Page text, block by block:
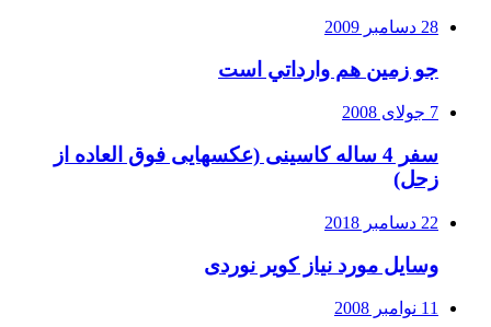
28 دسامبر 2009
جو زمين هم وارداتي است
7 جولای 2008
سفر 4 ساله کاسینی (عکسهایی فوق العاده از
زحل)
22 دسامبر 2018
وسایل مورد نیاز کویر نوردی
11 نوامبر 2008